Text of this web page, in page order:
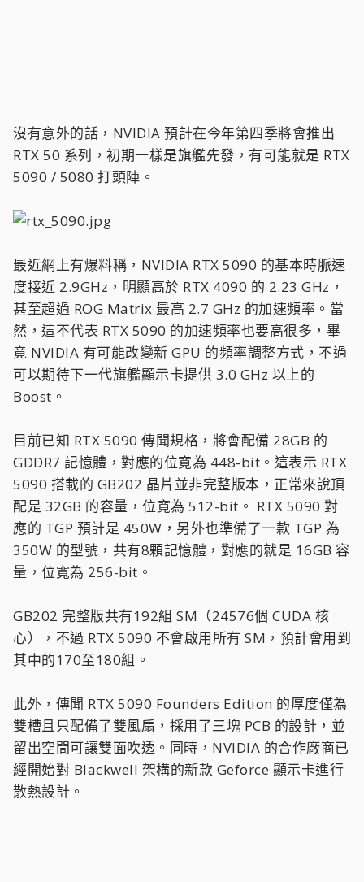
沒有意外的話，NVIDIA 預計在今年第四季將會推出
RTX 50 系列，初期一樣是旗艦先發，有可能就是 RTX
5090 / 5080 打頭陣。
最近網上有爆料稱，NVIDIA RTX 5090 的基本時脈速
度接近 2.9GHz，明顯高於 RTX 4090 的 2.23 GHz，
甚至超過 ROG Matrix 最高 2.7 GHz 的加速頻率。當
然，這不代表 RTX 5090 的加速頻率也要高很多，畢
竟 NVIDIA 有可能改變新 GPU 的頻率調整方式，不過
可以期待下一代旗艦顯示卡提供 3.0 GHz 以上的
Boost。
目前已知 RTX 5090 傳聞規格，將會配備 28GB 的
GDDR7 記憶體，對應的位寬為 448-bit。這表示 RTX
5090 搭載的 GB202 晶片並非完整版本，正常來說頂
配是 32GB 的容量，位寬為 512-bit。 RTX 5090 對
應的 TGP 預計是 450W，另外也準備了一款 TGP 為
350W 的型號，共有8顆記憶體，對應的就是 16GB 容
量，位寬為 256-bit。
GB202 完整版共有192組 SM（24576個 CUDA 核
心），不過 RTX 5090 不會啟用所有 SM，預計會用到
其中的170至180組。
此外，傳聞 RTX 5090 Founders Edition 的厚度僅為
雙槽且只配備了雙風扇，採用了三塊 PCB 的設計，並
留出空間可讓雙面吹透。同時，NVIDIA 的合作廠商已
經開始對 Blackwell 架構的新款 Geforce 顯示卡進行
散熱設計。